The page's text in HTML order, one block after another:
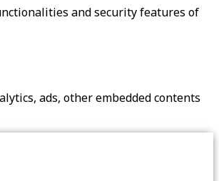
and security features of
ads, other embedded contents